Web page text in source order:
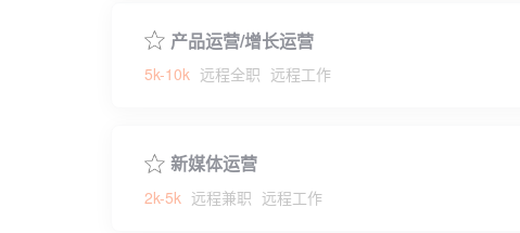
产品运营/增长运营
5k-10k 远程全职 远程工作
新媒体运营
2k-5k 远程兼职 远程工作